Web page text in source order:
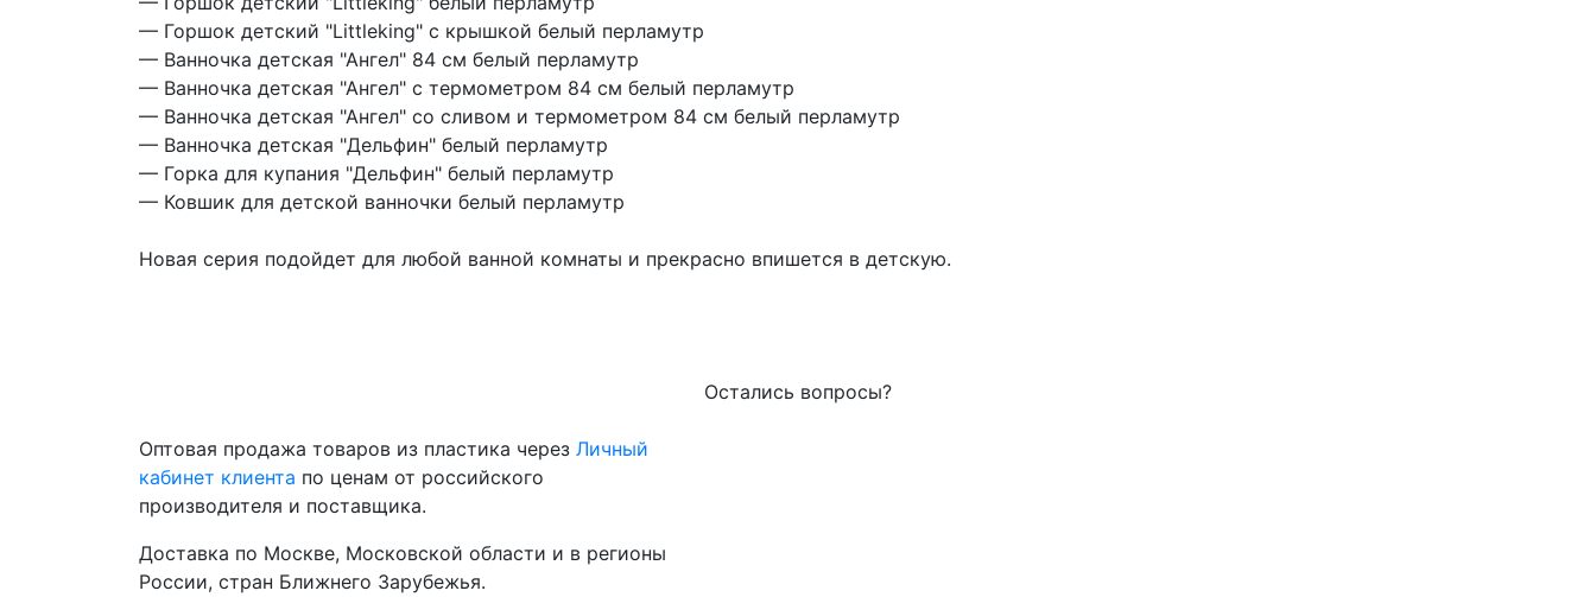
— Горшок детский "Littleking" с крышкой белый перламутр
— Ванночка детская "Ангел" 84 см белый перламутр
— Ванночка детская "Ангел" с термометром 84 см белый перламутр
— Ванночка детская "Ангел" со сливом и термометром 84 см белый перламутр
— Ванночка детская "Дельфин" белый перламутр
— Горка для купания "Дельфин" белый перламутр
— Ковшик для детской ванночки белый перламутр
Новая серия подойдет для любой ванной комнаты и прекрасно впишется в детскую.
Остались вопросы?
Оптовая продажа товаров из пластика через Личный
кабинет клиента по ценам от российского
производителя и поставщика.
Доставка по Москве, Московской области и в регионы
России, стран Ближнего Зарубежья.